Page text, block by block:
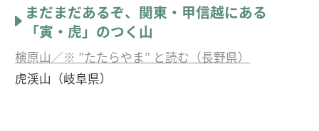
まだまだあるぞ、関東・甲信越にある
「寅・虎」のつく山
𣘹原山／※ ”たたらやま” と読む（長野県）
虎渓山（岐阜県）